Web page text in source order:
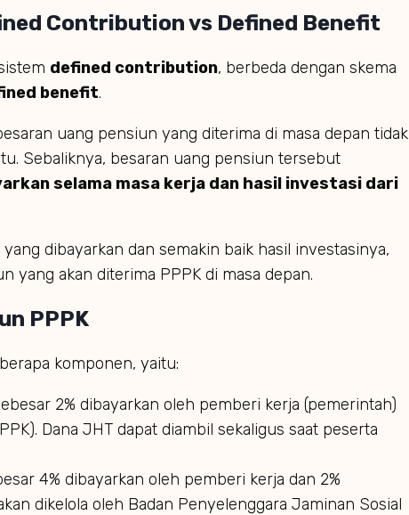
Contribution vs Defined Benefit
defined contribution, berbeda dengan skema
benefit.
uang pensiun yang diterima di masa depan tidak
Sebaliknya, besaran uang pensiun tersebut
selama masa kerja dan hasil investasi dari
dibayarkan dan semakin baik hasil investasinya,
yang akan diterima PPPK di masa depan.
PPPK
komponen, yaitu:
2% dibayarkan oleh pemberi kerja (pemerintah)
Dana JHT dapat diambil sekaligus saat peserta
4% dibayarkan oleh pemberi kerja dan 2%
dikelola oleh Badan Penyelenggara Jaminan Sosial